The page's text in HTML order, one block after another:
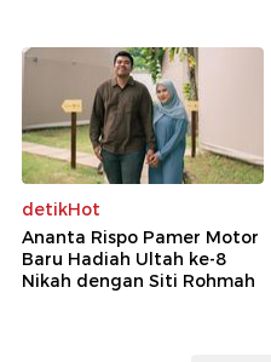
detikHot
Ananta Rispo Pamer Motor
Baru Hadiah Ultah ke-8
Nikah dengan Siti Rohmah